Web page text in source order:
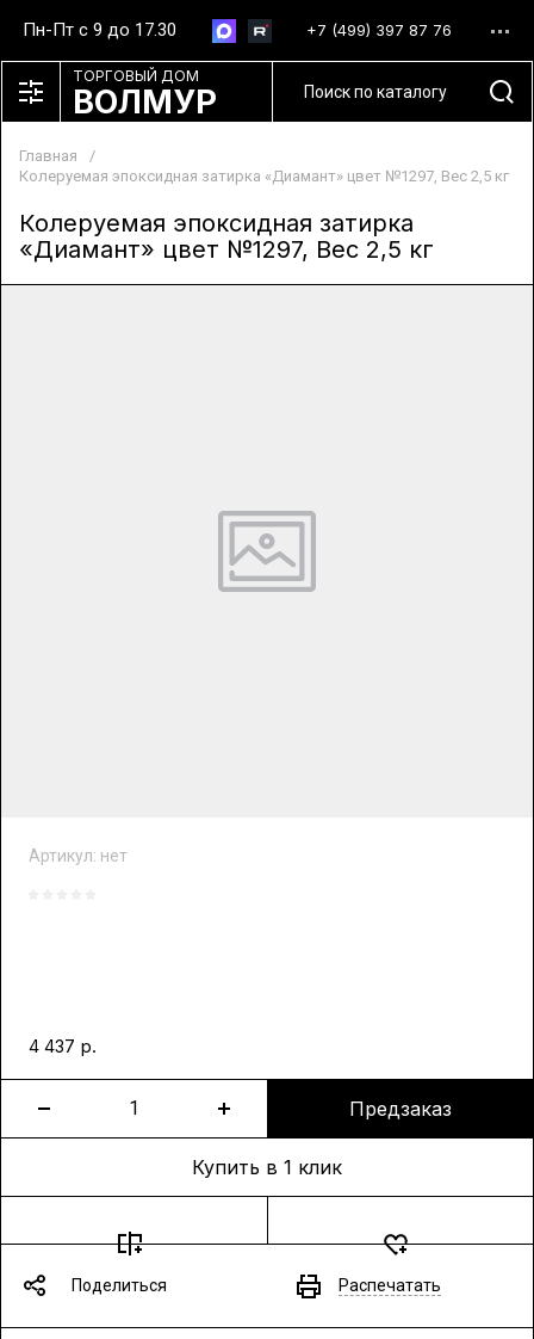
Пн-Пт с 9 до 17.30 +7 (499) 397 87 76
ТОРГОВЫЙ ДОМ
ВОЛМУР
Главная
/
Колеруемая эпоксидная затирка «Диамант» цвет №1297, Вес 2,5 кг
Колеруемая эпоксидная затирка
«Диамант» цвет №1297, Вес 2,5 кг
Артикул: нет
4 437 р.
Предзаказ
Купить в 1 клик
Поделиться Распечатать